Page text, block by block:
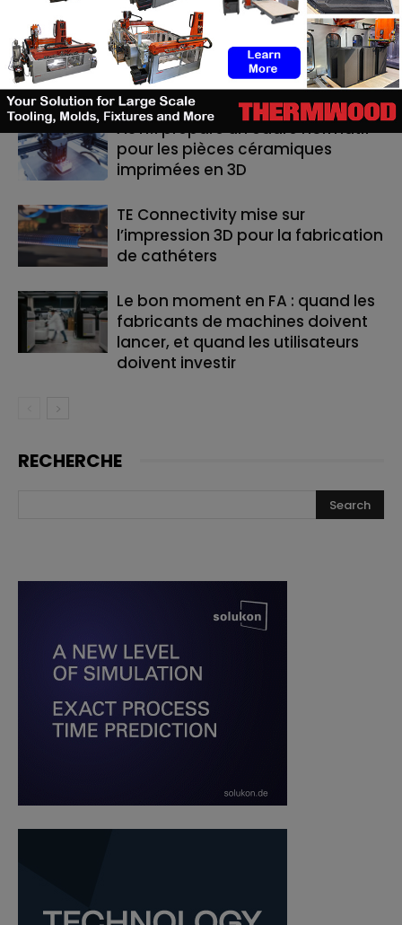
RELATED ARTICLES MORE FROM AUTHOR
ASTM prépare un cadre normatif
pour les pièces céramiques
imprimées en 3D
TE Connectivity mise sur
l’impression 3D pour la fabrication
de cathéters
Le bon moment en FA : quand les
fabricants de machines doivent
lancer, et quand les utilisateurs
doivent investir
RECHERCHE